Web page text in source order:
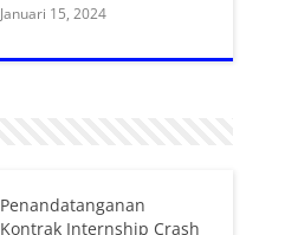
Januari 15, 2024
Penandatanganan
Kontrak Internship Crash